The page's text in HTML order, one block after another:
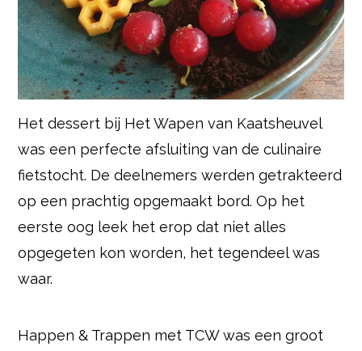
Het dessert bij Het Wapen van Kaatsheuvel
was een perfecte afsluiting van de culinaire
fietstocht. De deelnemers werden getrakteerd
op een prachtig opgemaakt bord. Op het
eerste oog leek het erop dat niet alles
opgegeten kon worden, het tegendeel was
waar.
Happen & Trappen met TCW was een groot